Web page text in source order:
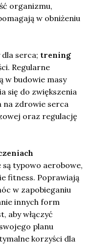
organizmu,
w obniżeniu
serca; trening
Regularne
w budowie masy
się do zwiększenia
na zdrowie serca
oraz regulację
są typowo aerobowe,
fitness. Poprawiają
w zapobieganiu
innych form
aby włączyć
planu
korzyści dla